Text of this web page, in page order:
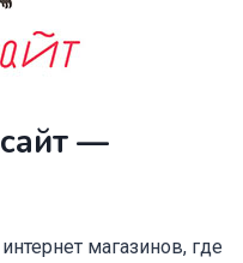
—
магазинов, где